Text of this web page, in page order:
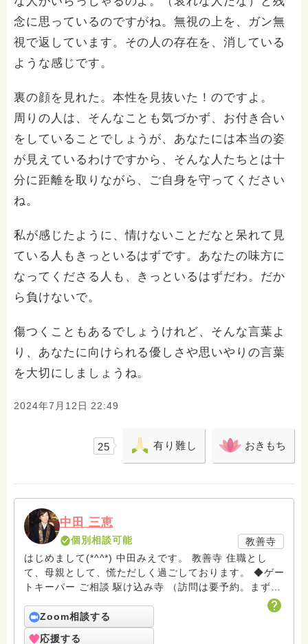
念に思っているのですがね。無視の上を、ガン無
視で返しています。その人の存在を、消している
ような感じです。
裏の顔を見れた。本性を見抜いた！のですよ。
周りの人は、そんなことも気づかず、お付き合い
をしていることでしょうが、あなたには本当の姿
が見えているわけですから、そんな人たちとは十
分に距離を取りながら、ご自身を守ってください
ね。
私が感じたように、情けないことだなと呆れて見
ている人もきっといるはずです。あなたの味方に
なってくださる人も、きっといるはずだわ。だか
ら負けないで。
傷つくこともあるでしょうけれど、そんな言葉よ
り、あなたに向けられる優しさや思いやりの言葉
を大切にしましょうね。
2024年7月12日 22:49
25 有り難し おきもち
中田 三恵
個別相談可能
教善寺
はじめまして(*^^*) 中田みえです。 教善寺 住職とし
て、母親として、慌ただしく過ごしております。 ◆ゲー
トキーパー ご相談 駆け込み寺 （訪問は要予約。まずは
ターミナルケア、看取り、グリーフケア、希死念慮、自
死、産前産後うつ、育児、DV、デートDV、トラウマ、
Zoom相談する
応援する